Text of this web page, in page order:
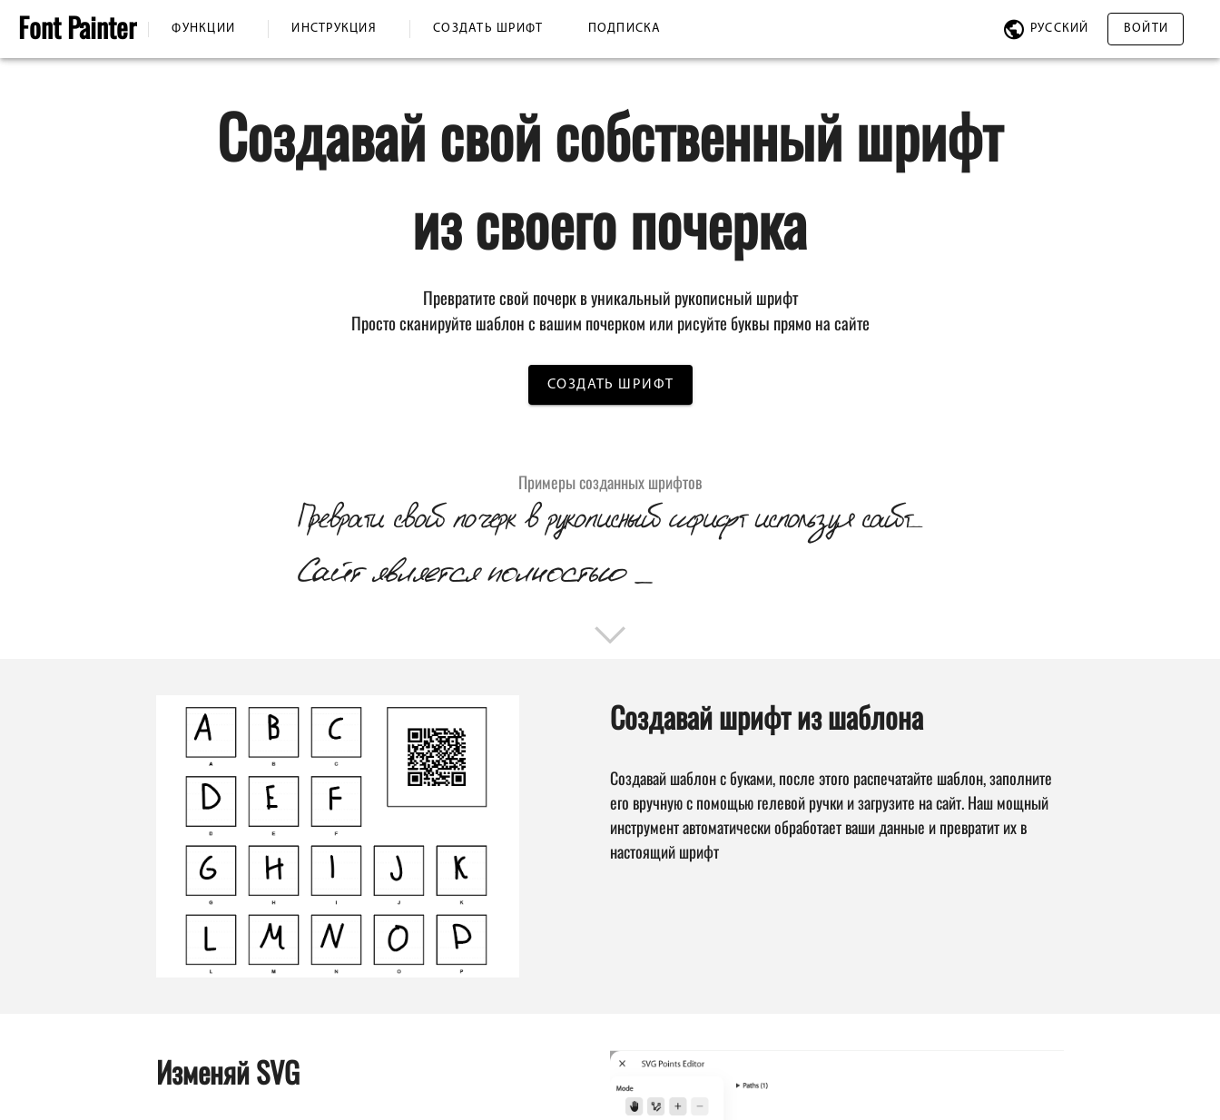
FontPainter ФУНКЦИИ ИНСТРУКЦИЯ СОЗДАТЬ ШРИФТ ПОДПИСКА РУССКИЙ ВОЙТИ
Создавай свой собственный шрифт
из своего почерка
Превратите свой почерк в уникальный рукописный шрифт
Просто сканируйте шаблон с вашим почерком или рисуйте буквы прямо на сайте
СОЗДАТЬ ШРИФТ
Примеры созданных шрифтов
Преврати свой почерк в рукописный шрифт используя сайт_
Сайт является полностью бесплатным, _
Создавай шрифт из шаблона
Создавай шаблон с буками, после этого распечатайте шаблон, заполните
его вручную с помощью гелевой ручки и загрузите на сайт. Наш мощный
инструмент автоматически обработает ваши данные и превратит их в
настоящий шрифт
Изменяй SVG